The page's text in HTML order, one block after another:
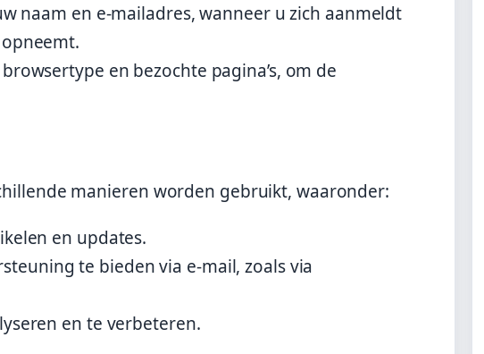
naam en e-mailadres, wanneer u zich aanmeldt
en bezochte pagina’s, om de
manieren worden gebruikt, waaronder:
en updates.
te bieden via e-mail, zoals via
en te verbeteren.